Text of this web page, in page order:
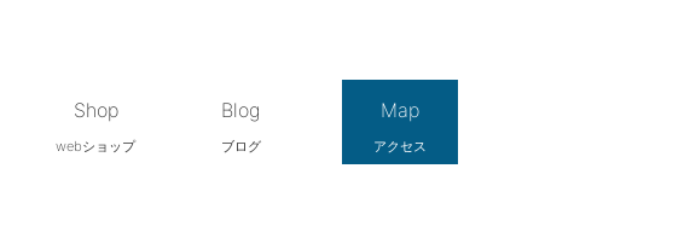
Shop
webショップ
Blog
ブログ
Map
アクセス